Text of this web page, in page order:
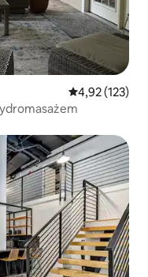
Średnia
4,92 (123)